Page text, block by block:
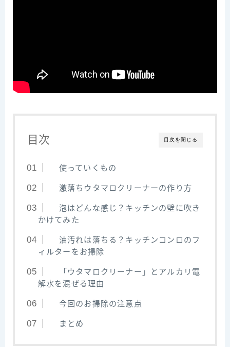
目次を閉じる
目次
使っていくもの
激落ちウタマロクリーナーの作り方
泡はどんな感じ？キッチンの壁に吹き
かけてみた
油汚れは落ちる？キッチンコンロのフ
ィルターをお掃除
「ウタマロクリーナー」とアルカリ電
解水を混ぜる理由
今回のお掃除の注意点
まとめ